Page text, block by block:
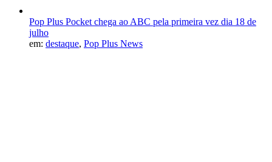
Pop Plus Pocket chega ao ABC pela primeira vez dia 18 de
julho
em: destaque, Pop Plus News